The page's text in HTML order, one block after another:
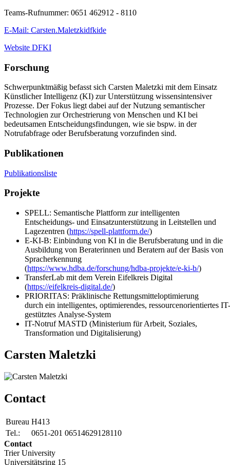
Teams-Rufnummer: 0651 462912 - 8110
E-Mail: Carsten.Maletzkidfkide
Website DFKI
Forschung
Schwerpunktmäßig befasst sich Carsten Maletzki mit dem Einsatz
Künstlicher Intelligenz (KI) zur Unterstützung wissensintensiver
Prozesse. Der Fokus liegt dabei auf der Nutzung semantischer
Technologien zur Orchestrierung von Menschen und KI bei
bedeutsamen Entscheidungsfindungen, wie sie bspw. in der
Notrufabfrage oder Berufsberatung vorzufinden sind.
Publikationen
Publikationsliste
Projekte
SPELL: Semantische Plattform zur intelligenten
Entscheidungs- und Einsatzunterstützung in Leitstellen und
Lagezentren (https://spell-plattform.de/)
E-KI-B: Einbindung von KI in die Berufsberatung und in die
Ausbildung von Beraterinnen und Beratern auf der Basis von
Spracherkennung
(https://www.hdba.de/forschung/hdba-projekte/e-ki-b/)
TransferLab mit dem Verein Eifelkreis Digital
(https://eifelkreis-digital.de/)
PRIORITAS: Präklinische Rettungsmitteloptimierung
durch ein intelligentes, optimierendes, ressourcenorientiertes IT-
gestütztes Analyse-System
IT-Notruf MASTD (Ministerium für Arbeit, Soziales,
Transformation und Digitalisierung)
Carsten Maletzki
Contact
Bureau H413
Tel.:
0651-201 06514629128110
Contact
Trier University
Universitätsring 15